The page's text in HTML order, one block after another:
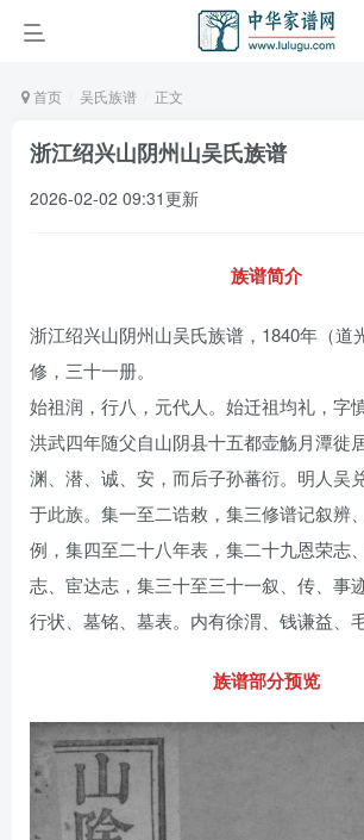
首页 吴氏族谱 正文
浙江绍兴山阴州山吴氏族谱
2026-02-02 09:31更新
族谱简介
浙江绍兴山阴州山吴氏族谱，1840年（道
修，三十一册。
始祖润，行八，元代人。始迁祖均礼，字
洪武四年随父自山阴县十五都壶觞月潭徙
渊、潜、诚、安，而后子孙蕃衍。明人吴
于此族。集一至二诰敕，集三修谱记叙辨
例，集四至二十八年表，集二十九恩荣志
志、宦达志，集三十至三十一叙、传、事
行状、墓铭、墓表。内有徐渭、钱谦益、毛
族谱部分预览